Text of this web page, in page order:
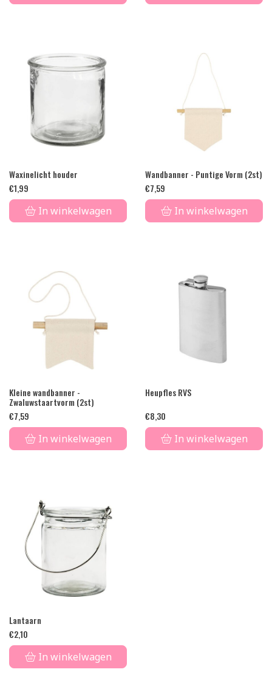
Waxinelicht houder
€1,99
In winkelwagen
Wandbanner - Puntige Vorm (2st)
€7,59
In winkelwagen
Kleine wandbanner -
Zwaluwstaartvorm (2st)
€7,59
In winkelwagen
Heupfles RVS
€8,30
In winkelwagen
Lantaarn
€2,10
In winkelwagen